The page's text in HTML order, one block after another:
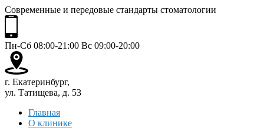
Современные и передовые стандарты стоматологии
Пн-Сб 08:00-21:00 Вс 09:00-20:00
г. Екатеринбург,
ул. Татищева, д. 53
Главная
О клинике